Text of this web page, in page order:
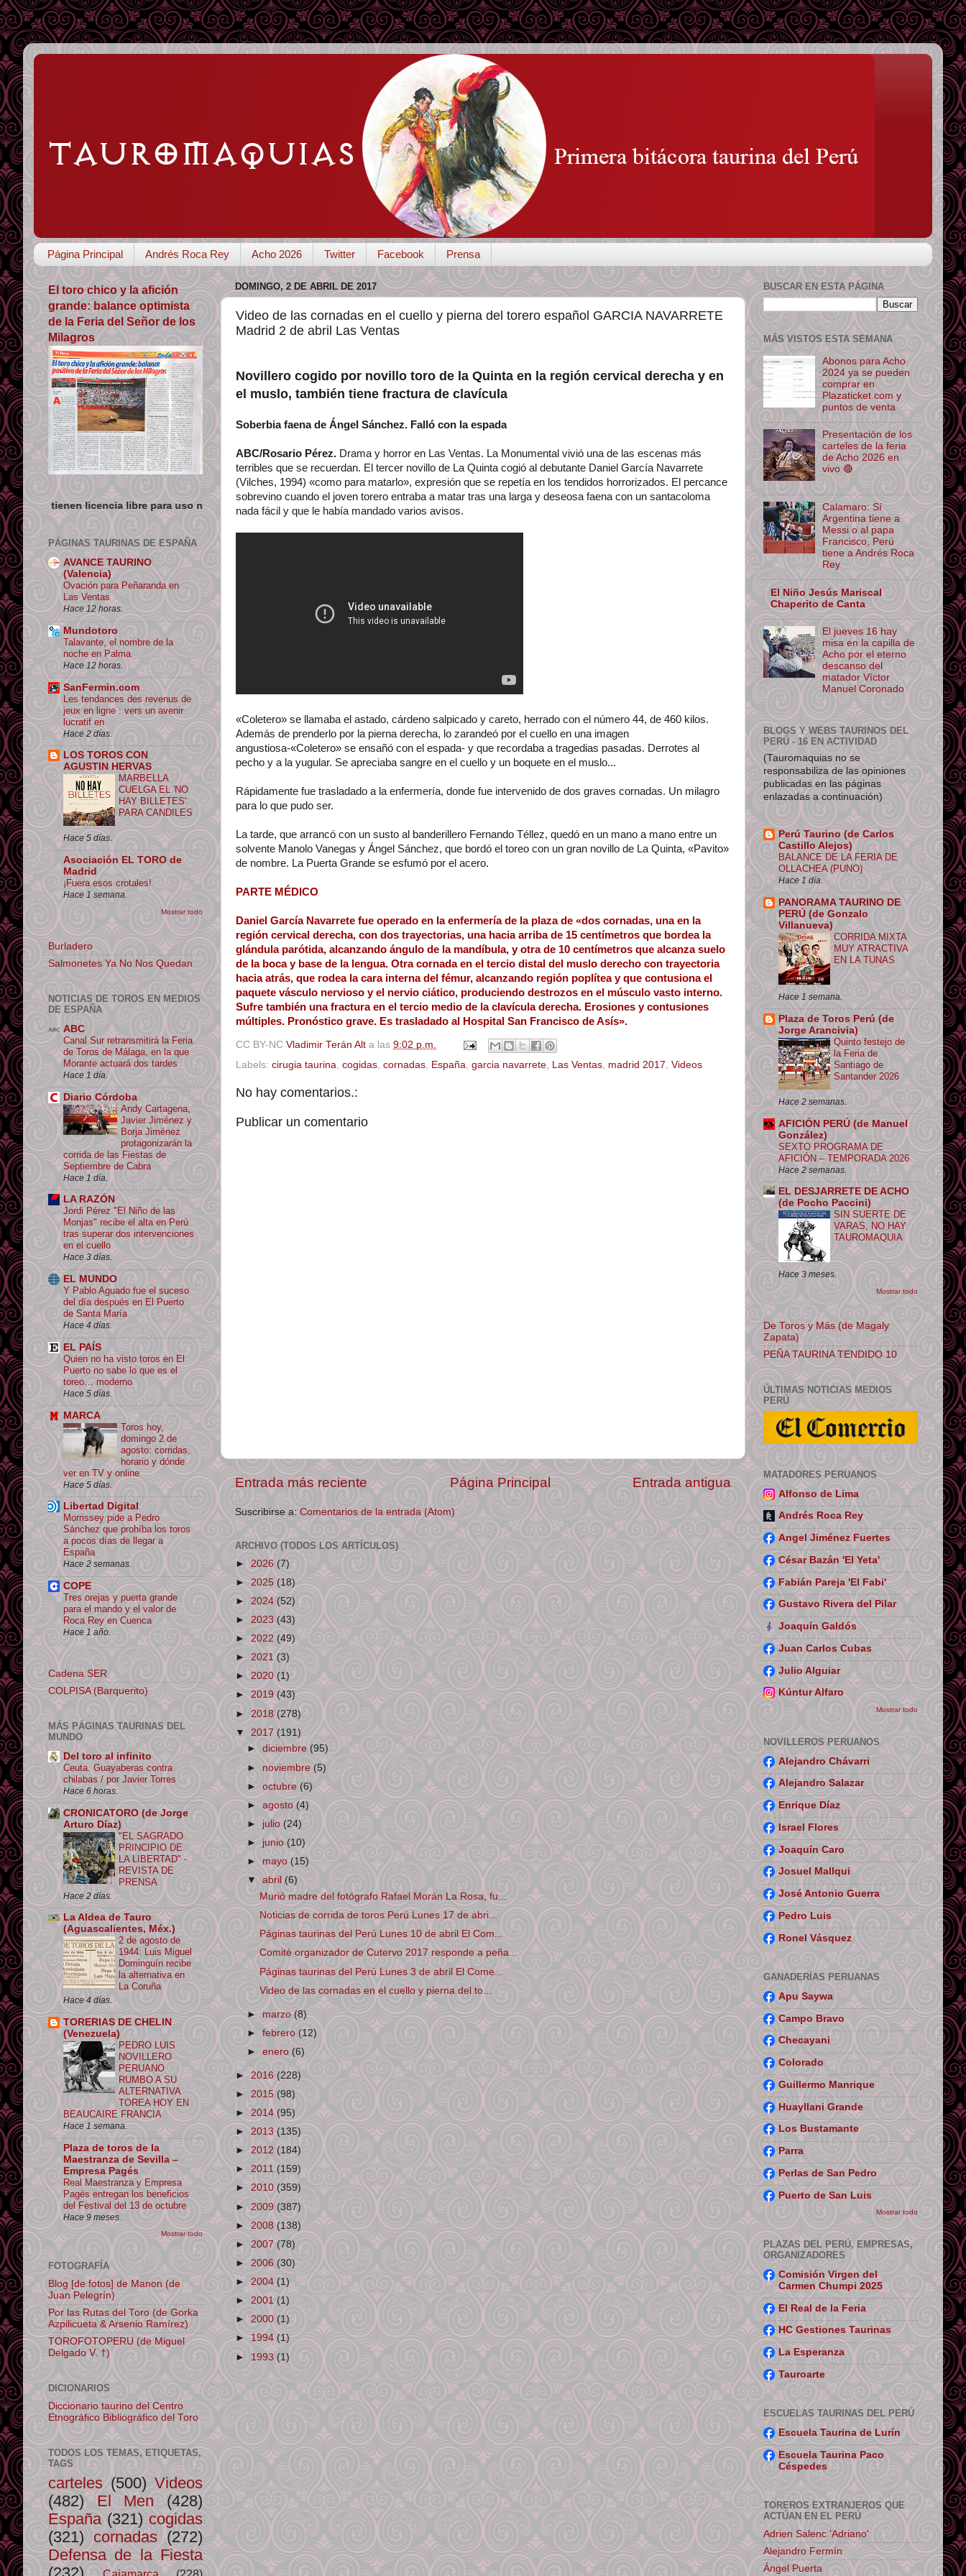
Página Principal Andrés Roca Rey Acho 2026 Twitter Facebook Prensa
DOMINGO, 2 DE ABRIL DE 2017
Video de las cornadas en el cuello y pierna del torero español GARCIA NAVARRETE
Madrid 2 de abril Las Ventas
Novillero cogido por novillo toro de la Quinta en la región cervical derecha y en
el muslo, también tiene fractura de clavícula
Soberbia faena de Ángel Sánchez. Falló con la espada
ABC/Rosario Pérez. Drama y horror en Las Ventas. La Monumental vivió una de las escenas más
terribles que se recuerdan. El tercer novillo de La Quinta cogió al debutante Daniel García Navarrete
(Vilches, 1994) «como para matarlo», expresión que se repetía en los tendidos horrorizados. El percance
sobrevino cuando el joven torero entraba a matar tras una larga y deseosa faena con un santacoloma
nada fácil y que le había mandado varios avisos.
«Coletero» se llamaba el astado, cárdeno salpicado y careto, herrado con el número 44, de 460 kilos.
Además de prenderlo por la pierna derecha, lo zarandeó por el cuello en una imagen
angustiosa-«Coletero» se ensañó con el espada- y que recordaba a tragedias pasadas. Derrotes al
pecho y a la yugular. Se apreciaba sangre en el cuello y un boquete en el muslo...
Rápidamente fue trasladado a la enfermería, donde fue intervenido de dos graves cornadas. Un milagro
para lo que pudo ser.
La tarde, que arrancó con un susto al banderillero Fernando Téllez, quedó en un mano a mano entre un
solvente Manolo Vanegas y Ángel Sánchez, que bordó el toreo con un gran novillo de La Quinta, «Pavito»
de nombre. La Puerta Grande se esfumó por el acero.
PARTE MÉDICO
Daniel García Navarrete fue operado en la enfermería de la plaza de «dos cornadas, una en la
región cervical derecha, con dos trayectorias, una hacia arriba de 15 centímetros que bordea la
glándula parótida, alcanzando ángulo de la mandíbula, y otra de 10 centímetros que alcanza suelo
de la boca y base de la lengua. Otra cornada en el tercio distal del muslo derecho con trayectoria
hacia atrás, que rodea la cara interna del fémur, alcanzando región poplítea y que contusiona el
paquete vásculo nervioso y el nervio ciático, produciendo destrozos en el músculo vasto interno.
Sufre también una fractura en el tercio medio de la clavícula derecha. Erosiones y contusiones
múltiples. Pronóstico grave. Es trasladado al Hospital San Francisco de Asís».
CC BY-NC Vladimir Terán Alt a las 9:02 p.m.
Labels: cirugia taurina cogidas cornadas España garcia navarrete Las Ventas madrid 2017 Videos
No hay comentarios.:
Publicar un comentario
Entrada más reciente Entrada antigua
Página Principal
Suscribirse a:Comentarios de la entrada (Atom)
ARCHIVO (TODOS LOS ARTÍCULOS)
►2026 (7)
►2025 (18)
► 2024 (52)
► 2023 (43)
►2022(49)
►2021(3)
►2020 (1)
►2019(43)
► 2018 (278)
▼2017(191)
►diciembre(95)
►noviembre (5)
►octubre(6)
►agosto(4)
►julio(24)
►junio(10)
►mayo(15)
▼abril(6)
Murió madre del fotógrafo Rafael Morán La Rosa, fu...
Noticias de corrida de toros Perú Lunes 17 de abri...
Páginas taurinas del Perú Lunes 10 de abril El Com...
Comité organizador de Cutervo 2017 responde a peña...
Páginas taurinas del Perú Lunes 3 de abril El Come...
Video de las cornadas en el cuello y pierna del to...
►marzo(8)
►febrero (12)
►enero (6)
►2016(228)
► 2015 (98)
►2014(95)
►2013(135)
►2012 (184)
►2011(159)
►2010(359)
► 2009 (387)
►2008(138)
► 2007(78)
► 2006 (30)
►2004(1)
► 2001(1)
►2000 (1)
►1994 (1)
► 1993 (1)
El toro chico y la afición
grande: balance optimista
de la Feria del Señor de los
Milagros
libre para uso no comercial siempre que se de crédito y enlace su origen.
PÁGINAS TAURINAS DE ESPAÑA
AVANCE TAURINO
(Valencia)
Ovación para Peñaranda en
Las Ventas
Hace 12 horas.
Mundotoro
Talavante, el nombre de la
noche en Palma
Hace 12 horas.
SanFermin.com
Les tendances des revenus de
jeux en ligne : vers un avenir
lucratif en
Hace 2 días.
LOS TOROS CON
AGUSTIN HERVAS
MARBELLA
CUELGA EL 'NO
HAY BILLETES'
PARA CANDILES
Hace 5 días.
Asociación EL TORO de
Madrid
¡Fuera esos crotales!
Hace 1 semana.
Mostrar todo
Burladero
Salmonetes Ya No Nos Quedan
NOTICIAS DE TOROS EN MEDIOS
DE ESPAÑA
ABC
Canal Sur retransmitirá la Feria
de Toros de Málaga, en la que
Morante actuará dos tardes
Hace 1 día.
Diario Córdoba
Andy Cartagena,
Javier Jiménez y
Borja Jiménez
protagonizarán la
corrida de las Fiestas de
Septiembre de Cabra
Hace 1 día.
LA RAZÓN
Jordi Pérez "El Niño de las
Monjas" recibe el alta en Perú
tras superar dos intervenciones
en el cuello
Hace 3 días.
EL MUNDO
Y Pablo Aguado fue el suceso
del día después en El Puerto
de Santa María
Hace 4 días.
EL PAÍS
Quien no ha visto toros en El
Puerto no sabe lo que es el
toreo… moderno
Hace 5 días.
MARCA
Toros hoy,
domingo 2 de
agosto: corridas,
horario y dónde
ver en TV y online
Hace 5 días.
Libertad Digital
Morrissey pide a Pedro
Sánchez que prohíba los toros
a pocos días de llegar a
España
Hace 2 semanas.
COPE
Tres orejas y puerta grande
para el mando y el valor de
Roca Rey en Cuenca
Hace 1 año.
Cadena SER
COLPISA (Barquerito)
MÁS PÁGINAS TAURINAS DEL
MUNDO
Del toro al infinito
Ceuta. Guayaberas contra
chilabas / por Javier Torres
Hace 6 horas.
CRONICATORO (de Jorge
Arturo Díaz)
"EL SAGRADO
PRINCIPIO DE
LA LIBERTAD" -
REVISTA DE
PRENSA
Hace 2 días.
La Aldea de Tauro
(Aguascalientes, Méx.)
2 de agosto de
1944: Luis Miguel
Dominguín recibe
la alternativa en
La Coruña
Hace 4 días.
TORERIAS DE CHELIN
(Venezuela)
PEDRO LUIS
NOVILLERO
PERUANO
RUMBO A SU
ALTERNATIVA
TOREA HOY EN
BEAUCAIRE FRANCIA
Hace 1 semana.
Plaza de toros de la
Maestranza de Sevilla –
Empresa Pagés
Real Maestranza y Empresa
Pagés entregan los beneficios
del Festival del 13 de octubre
Hace 9 meses.
Mostrar todo
FOTOGRAFÍA
Blog [de fotos] de Manon (de
Juan Pelegrín)
Por las Rutas del Toro (de Gorka
Azpilicueta & Arsenio Ramírez)
TOROFOTOPERU (de Miguel
Delgado V. †)
DICIONARIOS
Diccionario taurino del Centro
Etnográfico Bibliográfico del Toro
TODOS LOS TEMAS, ETIQUETAS,
TAGS
carteles (500) Videos
(482)
El Men
(428)
España (321) cogidas
(321) cornadas (272)
Defensa de la Fiesta
BUSCAR EN ESTA PÁGINA
MÁS VISTOS ESTA SEMANA
Abonos para Acho
2024 ya se pueden
comprar en
Plazaticket.com y
puntos de venta
Presentación de los
carteles de la feria
de Acho 2026 en
vivo 🔴
Calamaro: Sí
Argentina tiene a
Messi o al papa
Francisco, Perú
tiene a Andrés Roca
Rey
El Niño Jesús Mariscal
Chaperito de Canta
El jueves 16 hay
misa en la capilla de
Acho por el eterno
descanso del
matador Víctor
Manuel Coronado
BLOGS Y WEBS TAURINOS DEL
PERÚ - 16 EN ACTIVIDAD
(Tauromaquias no se
responsabiliza de las opiniones
publicadas en las páginas
enlazadas a continuación)
Perú Taurino (de Carlos
Castillo Alejos)
BALANCE DE LA FERIA DE
OLLACHEA (PUNO)
Hace 1 día.
PANORAMA TAURINO DE
PERÚ (de Gonzalo
Villanueva)
CORRIDA MIXTA
MUY ATRACTIVA
EN LA TUNAS
Hace 1 semana.
Plaza de Toros Perú (de
Jorge Arancivia)
Quinto festejo de
la Feria de
Santiago de
Santander 2026
Hace 2 semanas.
AFICIÓN PERÚ (de Manuel
González)
SEXTO PROGRAMA DE
AFICIÓN – TEMPORADA 2026
Hace 2 semanas.
EL DESJARRETE DE ACHO
(de Pocho Paccini)
SIN SUERTE DE
VARAS, NO HAY
TAUROMAQUIA
Hace 3 meses.
Mostrar todo
De Toros y Más (de Magaly
Zapata)
PEÑA TAURINA TENDIDO 10
ÚLTIMAS NOTICIAS MEDIOS
PERÚ
MATADORES PERUANOS
Alfonso de Lima
Andrés Roca Rey
Angel Jiménez Fuertes
César Bazán 'El Yeta'
Fabián Pareja 'El Fabi'
Gustavo Rivera del Pilar
Joaquín Galdós
Juan Carlos Cubas
Julio Alguiar
Kúntur Alfaro
Mostrar todo
NOVILLEROS PERUANOS
Alejandro Chávarri
Alejandro Salazar
Enrique Díaz
Israel Flores
Joaquín Caro
Josuel Mallqui
José Antonio Guerra
Pedro Luis
Ronel Vásquez
GANADERÍAS PERUANAS
Apu Saywa
Campo Bravo
Checayani
Colorado
Guillermo Manrique
Huayllani Grande
Los Bustamante
Parra
Perlas de San Pedro
Puerto de San Luis
Mostrar todo
PLAZAS DEL PERÚ, EMPRESAS,
ORGANIZADORES
Comisión Virgen del
Carmen Chumpi 2025
El Real de la Feria
HC Gestiones Taurinas
La Esperanza
Tauroarte
ESCUELAS TAURINAS DEL PERÚ
Escuela Taurina de Lurín
Escuela Taurina Paco
Céspedes
TOREROS EXTRANJEROS QUE
ACTÚAN EN EL PERÚ
Adrien Salenc 'Adriano'
Alejandro Fermín
Ángel Puerta